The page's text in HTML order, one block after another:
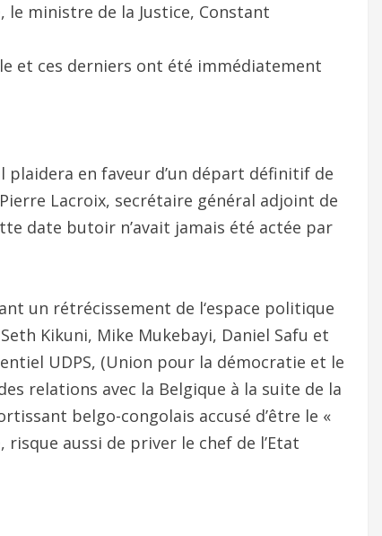
le ministre de la Justice, Constant
et ces derniers ont été immédiatement
plaidera en faveur d’un départ définitif de
Pierre Lacroix, secrétaire général adjoint de
date butoir n’avait jamais été actée par
un rétrécissement de l‘espace politique
Kikuni, Mike Mukebayi, Daniel Safu et
UDPS, (Union pour la démocratie et le
relations avec la Belgique à la suite de la
belgo-congolais accusé d’être le «
aussi de priver le chef de l’Etat